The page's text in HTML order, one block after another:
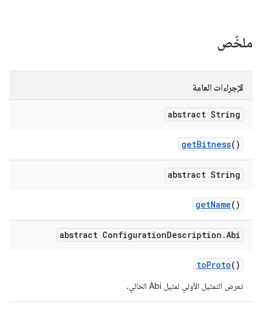
ملخّص
الإجراءات العامة
abstract String
getBitness()
abstract String
getName()
abstract ConfigurationDescription .Abi
toProto()
تعرض التمثيل الأولي لمثيل Abi الحالي.